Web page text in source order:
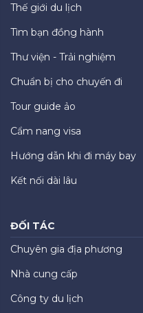
Thế giới du lịch
Tìm bạn đồng hành
Thư viện - Trải nghiệm
Chuẩn bị cho chuyến đi
Tour guide ảo
Cẩm nang visa
Hướng dẫn khi đi máy bay
Kết nối dài lâu
ĐỐI TÁC
Chuyên gia địa phương
Nhà cung cấp
Công ty du lịch